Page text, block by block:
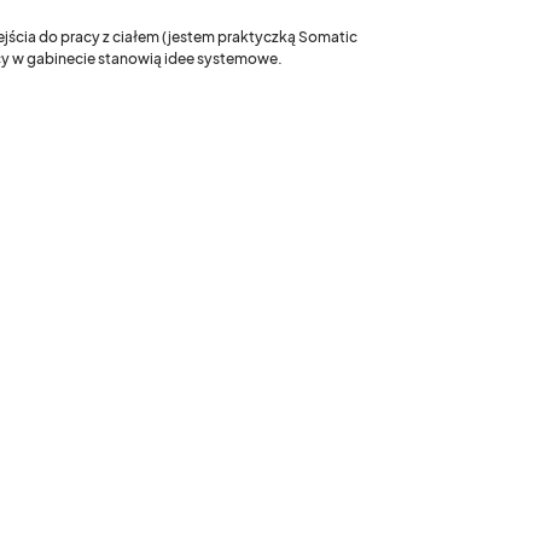
do pracy z ciałem (jestem praktyczką Somatic
w gabinecie stanowią idee systemowe.